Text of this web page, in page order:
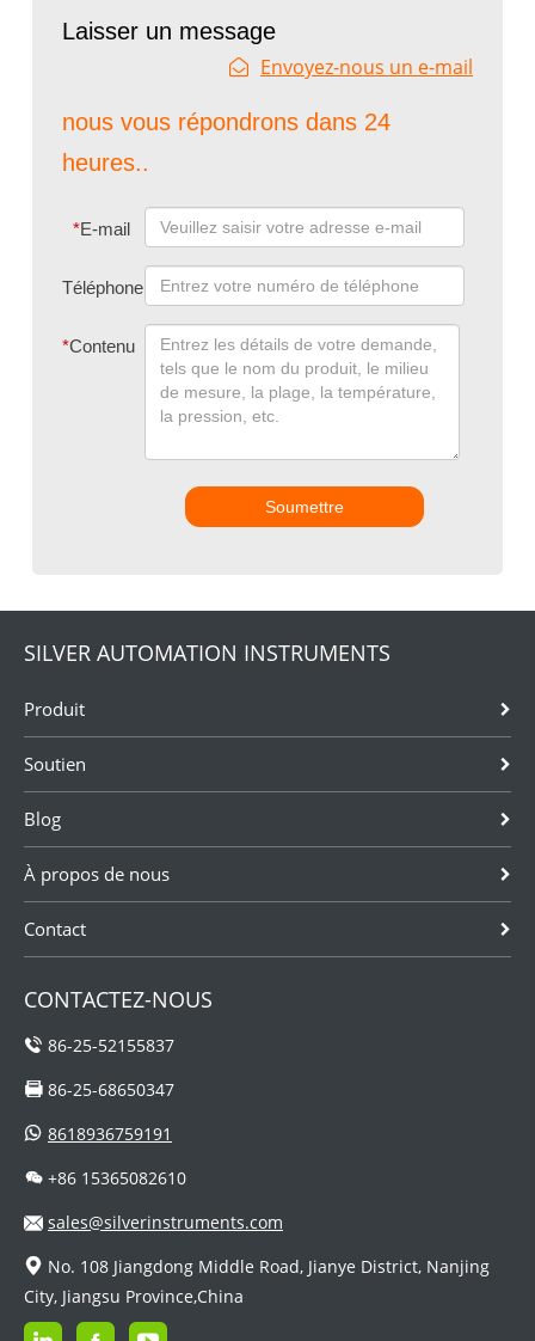
Laisser un message
Envoyez-nous un e-mail
nous vous répondrons dans 24
heures..
*E-mail
Téléphone
*Contenu
Soumettre
SILVER AUTOMATION INSTRUMENTS
Produit
Soutien
Blog
À propos de nous
Contact
CONTACTEZ-NOUS
86-25-52155837
86-25-68650347
8618936759191
+86 15365082610
sales@silverinstruments.com
No. 108 Jiangdong Middle Road, Jianye District, Nanjing
City, Jiangsu Province,China